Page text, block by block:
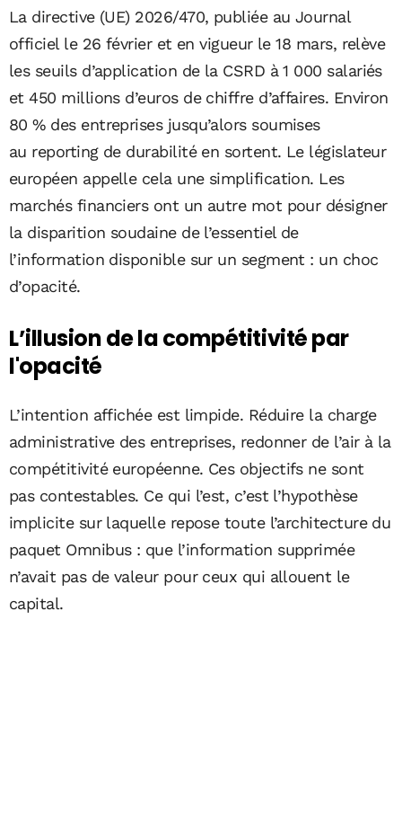
La directive (UE) 2026/470, publiée au Journal
officiel le 26 février et en vigueur le 18 mars, relève
les seuils d’application de la CSRD à 1 000 salariés
et 450 millions d’euros de chiffre d’affaires. Environ
80 % des entreprises jusqu’alors soumises
au reporting de durabilité en sortent. Le législateur
européen appelle cela une simplification. Les
marchés financiers ont un autre mot pour désigner
la disparition soudaine de l’essentiel de
l’information disponible sur un segment : un choc
d’opacité.
L’illusion de la compétitivité par
l'opacité
L’intention affichée est limpide. Réduire la charge
administrative des entreprises, redonner de l’air à la
compétitivité européenne. Ces objectifs ne sont
pas contestables. Ce qui l’est, c’est l’hypothèse
implicite sur laquelle repose toute l’architecture du
paquet Omnibus : que l’information supprimée
n’avait pas de valeur pour ceux qui allouent le
capital.